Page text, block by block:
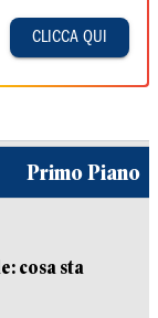
CLICCA QUI
Primo Piano
cosa sta